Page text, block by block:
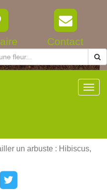
Contact
un arbuste : Hibiscus,